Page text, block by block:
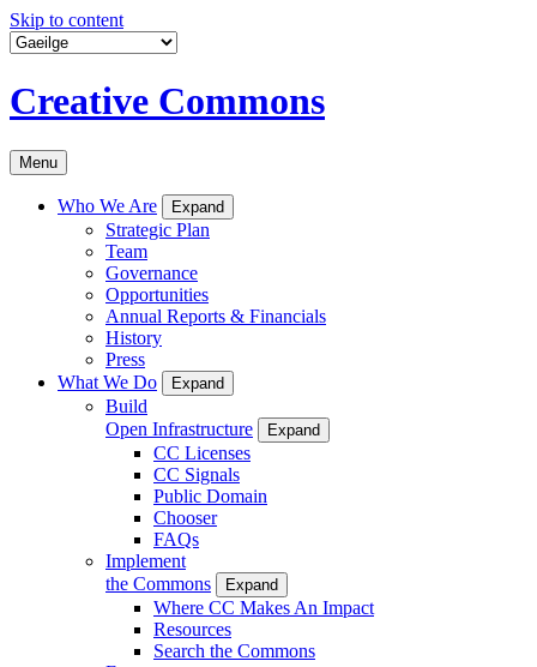
Skip to content
Creative Commons
Menu
Who We Are Expand
Strategic Plan
Team
Governance
Opportunities
Annual Reports & Financials
History
Press
What We Do
Expand
Build
Open Infrastructure
Expand
CC Licenses
CC Signals
Public Domain
Chooser
FAQs
Implement
the Commons
Expand
Where CC Makes An Impact
Resources
Search the Commons